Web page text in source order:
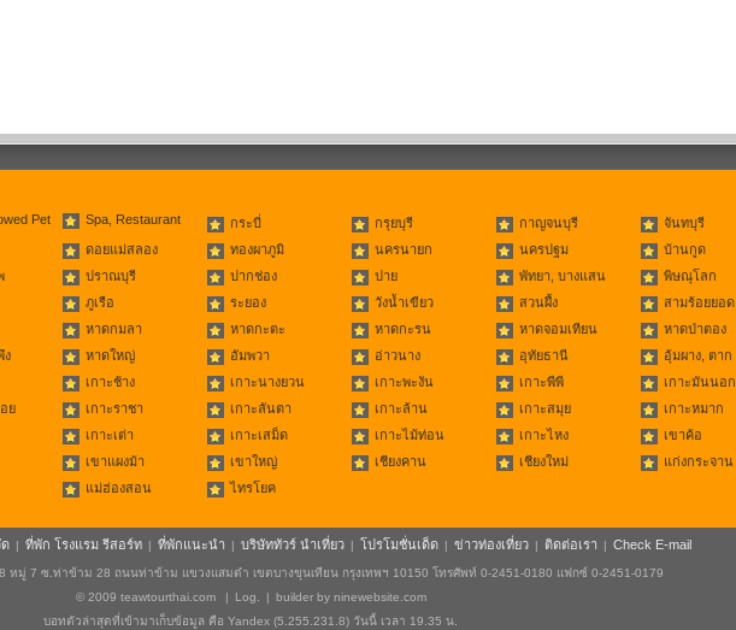
Pet Spa, Restaurant กระบี่ กรุยบุรี กาญจนบุรี
จันทบุรี
ดอยแม่สลอง ทองผาภูมิ นครนายก นครปฐม
บ้านกูด
ปราณบุรี ปากช่อง ปาย พัทยา, บางแสน
พิษณุโลก
ภูเรือ ระยอง วังน้ำเขียว สวนผึ้ง
สามร้อยยอด
หาดกมลา หาดกะตะ หาดกะรน หาดจอมเทียน
หาดป่าตอง
ง หาดใหญ่ อัมพวา อ่าวนาง อุทัยธานี
อุ้มผาง, ตาก
เกาะช้าง เกาะนางยวน เกาะพะงัน เกาะพีพี
เกาะมันนอก
ย เกาะราชา เกาะลันตา เกาะล้าน เกาะสมุย
เกาะหมาก
เกาะเต่า เกาะเสม็ด เกาะไม้ท่อน เกาะไหง
เขาค้อ
เขาแผงม้า เขาใหญ่ เชียงคาน เชียงใหม่
แก่งกระจาน
แม่ฮ่องสอน ไทรโยค
ด | ที่พัก โรงแรม รีสอร์ท | ที่พักแนะนำ | บริษัททัวร์ นำเที่ยว | โปรโมชั่นเด็ด | ข่าวท่องเที่ยว | ติดต่อเรา | Check E-mail
หมู่ 7 ซ.ท่าข้าม 28 ถนนท่าข้าม แขวงแสมดำ เขตบางขุนเทียน กรุงเทพฯ 10150 โทรศัพท์ 0-2451-0180 แฟกซ์ 0-2451-0179
© 2009 teawtourthai.com | Log. | builder by ninewebsite.com
บอทตัวล่าสุดที่เข้ามาเก็บข้อมูล คือ Yandex (5.255.231.8) วันนี้ เวลา 19.35 น.